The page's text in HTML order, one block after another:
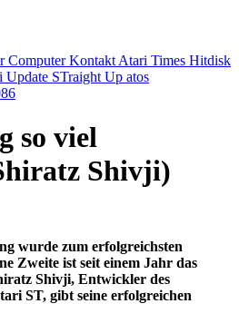
Computer Kontakt Atari Times Hitdisk
Update STraight Up atos
so viel
Shivji)
wurde zum erfolgreichsten
Zweite ist seit einem Jahr das
Shivji, Entwickler des
ST, gibt seine erfolgreichen